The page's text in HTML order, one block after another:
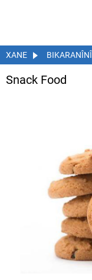
XANE BIKARANÎNÎ
Snack Food